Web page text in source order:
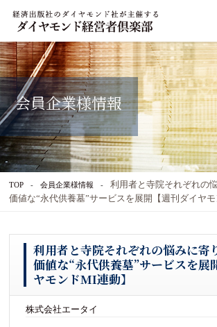
会員企業様情報
TOP 会員企業様情報
利用者と寺院それぞれの
価値な“永代供養墓”サービスを展開【週刊ダイヤモ
利用者と寺院それぞれの悩みに寄
価値な“永代供養墓”サービスを展
ヤモンドMI連動】
株式会社エータイ